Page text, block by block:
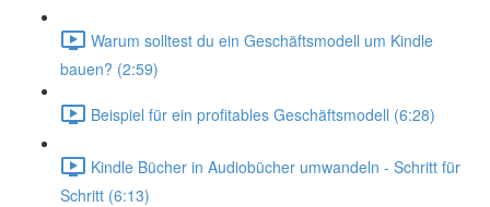
Warum solltest du ein Geschäftsmodell um Kindle
bauen? (2:59)
Beispiel für ein profitables Geschäftsmodell (6:28)
Kindle Bücher in Audiobücher umwandeln - Schritt für
Schritt (6:13)